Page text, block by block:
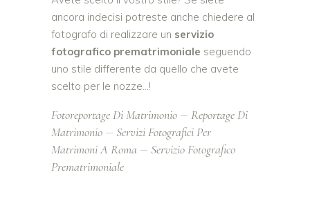
ancora indecisi potreste anche chiedere al
fotografo di realizzare un servizio
fotografico prematrimoniale seguendo
uno stile differente da quello che avete
scelto per le nozze…!
Fotoreportage Di Matrimonio
Reportage Di
Matrimonio
Servizi Fotografici Per
Matrimoni A Roma
Servizio Fotografico
Prematrimoniale